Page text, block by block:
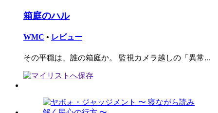
箱庭のハル
WMC • レビュー
その平穏は、誰の箱庭か。 監視カメラ越しの「異常...